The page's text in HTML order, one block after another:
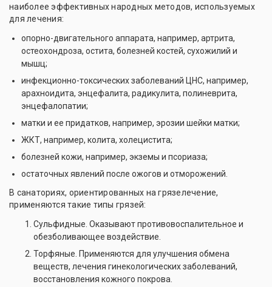
наиболее эффективных народных методов, используемых
для лечения:
опорно-двигательного аппарата, например, артрита,
остеохондроза, остита, болезней костей, сухожилий и
мышц;
инфекционно-токсических заболеваний ЦНС, например,
арахноидита, энцефалита, радикулита, полиневрита,
энцефалопатии;
матки и ее придатков, например, эрозии шейки матки;
ЖКТ, например, колита, холецистита;
болезней кожи, например, экземы и псориаза;
остаточных явлений после ожогов и отморожений.
В санаториях, ориентированных на грязелечение,
применяются такие типы грязей:
Сульфидные. Оказывают противовоспалительное и
обезболивающее воздействие.
Торфяные. Применяются для улучшения обмена
веществ, лечения гинекологических заболеваний,
восстановления кожного покрова.